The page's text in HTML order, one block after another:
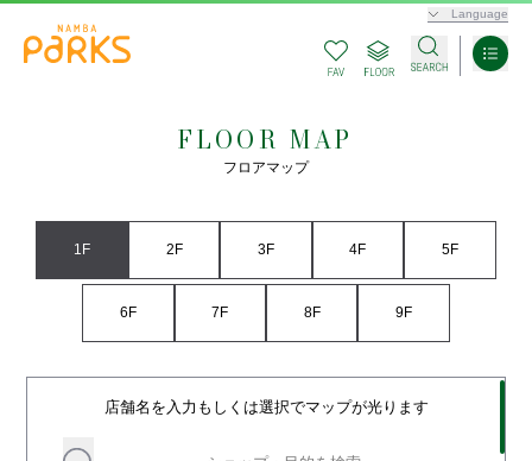
Language
FLOOR MAP
フロアマップ
1F 2F 3F 4F 5F
6F 7F 8F 9F
店舗名を入力もしくは選択でマップが光ります